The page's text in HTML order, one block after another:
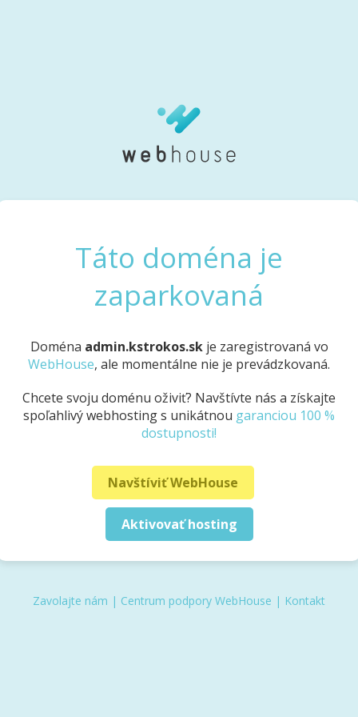
Táto doména je
zaparkovaná
Doména admin.kstrokos.skje zaregistrovaná vo
WebHouse, ale momentálne nie je prevádzkovaná.
Chcete svoju doménu oživiť? Navštívte nás a získajte
spoľahlivý webhosting s unikátnou garanciou 100 %
dostupnosti!
Navštíviť WebHouse
Aktivovať hosting
Zavolajte nám | Centrum podpory WebHouse | Kontakt